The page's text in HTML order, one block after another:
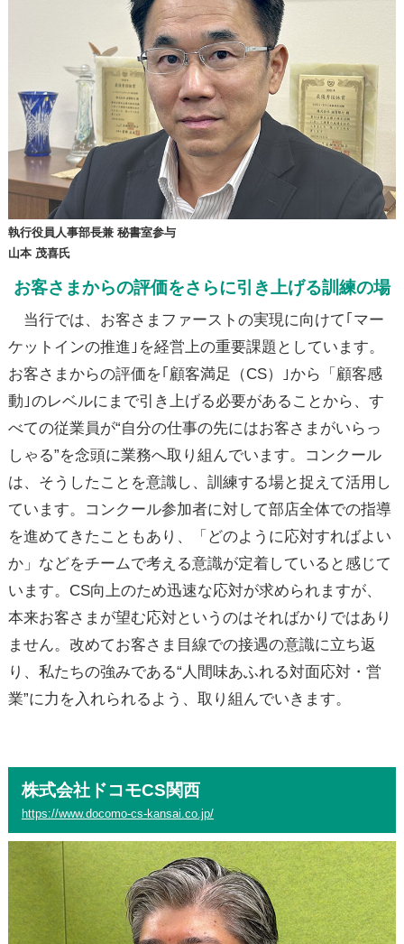
執行役員人事部長兼 秘書室参与
山本 茂喜氏
お客さまからの評価をさらに引き上げる訓練の場
当行では、お客さまファーストの実現に向けて｢マー
ケットインの推進｣を経営上の重要課題としています。
お客さまからの評価を｢顧客満足（CS）｣から「顧客感
動｣のレベルにまで引き上げる必要があることから、す
べての従業員が“自分の仕事の先にはお客さまがいらっ
しゃる”を念頭に業務へ取り組んでいます。コンクール
は、そうしたことを意識し、訓練する場と捉えて活用し
ています。コンクール参加者に対して部店全体での指導
を進めてきたこともあり、「どのように応対すればよい
か」などをチームで考える意識が定着していると感じて
います。CS向上のため迅速な応対が求められますが、
本来お客さまが望む応対というのはそればかりではあり
ません。改めてお客さま目線での接遇の意識に立ち返
り、私たちの強みである“人間味あふれる対面応対・営
業”に力を入れられるよう、取り組んでいきます。
株式会社ドコモCS関西
https://www.docomo-cs-kansai.co.jp/